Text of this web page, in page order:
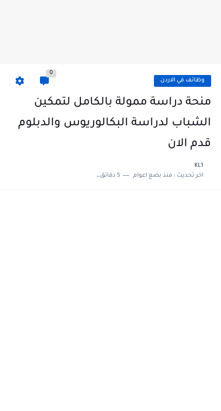
وظائف في الاردن
0
منحة دراسة ممولة بالكامل لتمكين
الشباب لدراسة البكالوريوس والدبلوم
قدم الان
KL1
اخر تحديث :منذ بضع اعوام 5 دقائق للقراءة